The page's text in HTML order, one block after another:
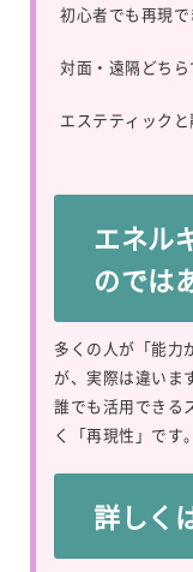
初心者でも再現
対面・遠隔どち
エステティック
エネル
のでは
多くの人が「能力
が、実際は違いま
誰でも活用できる
く「再現性」です。
詳しく